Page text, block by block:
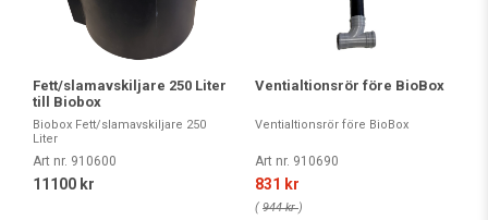
Fett/slamavskiljare 250 Liter
till Biobox
Biobox Fett/slamavskiljare 250
Liter
Art nr. 910600
11100 kr
Ventialtionsrör före BioBox
Ventialtionsrör före BioBox
Art nr. 910690
831 kr
( 944 kr)